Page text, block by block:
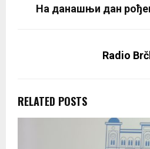
На данашњи дан
Radio
RELATED POSTS